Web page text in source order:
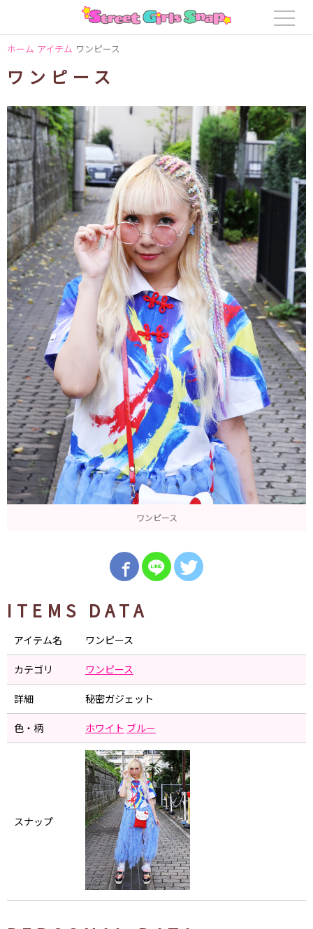
ホーム アイテム ワンピース
ワンピース
ワンピース
ITEMS DATA
アイテム名 ワンピース
カテゴリ ワンピース
詳細 秘密ガジェット
色・柄 ホワイト ブルー
スナップ